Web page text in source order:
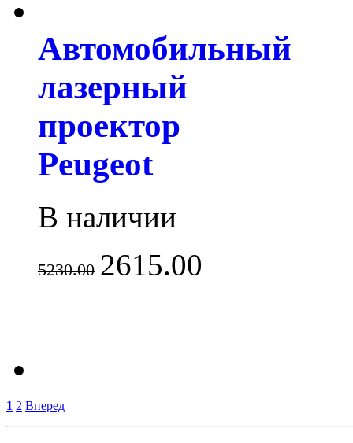
Автомобильный
лазерный
проектор
Peugeot
В наличии
5230.00 2615.00
1 2 Вперед